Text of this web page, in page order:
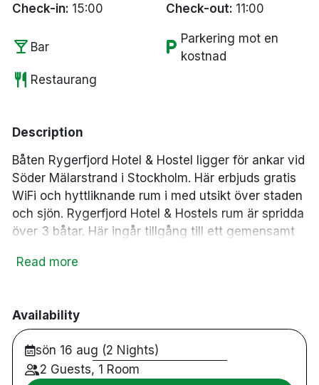
Check-in: 15:00 Check-out: 11:00
local_bar Bar local_parking Parkering mot en
kostnad
restaurant Restaurang
Description
Båten Rygerfjord Hotel & Hostel ligger för ankar vid
Söder Mälarstrand i Stockholm. Här erbjuds gratis
WiFi och hyttliknande rum i med utsikt över staden
och sjön. Rygerfjord Hotel & Hostels rum är spridda
över 3 båtar. Här ingår tillgång till ett gemensamt
Parkering (Taxa 3)
Read more
Availability
sön 16 aug (2 Nights)
2 Guests, 1 Room